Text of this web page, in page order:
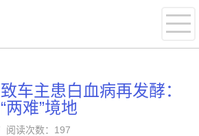
车主患白血病再发酵：
两难”境地
读次数： 197